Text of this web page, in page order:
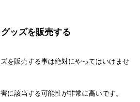
ッズを販売する
を販売する事は絶対にやってはいけませ
に該当する可能性が非常に高いです。